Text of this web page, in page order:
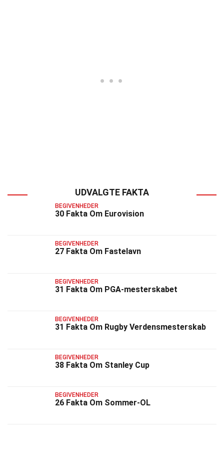
UDVALGTE FAKTA
BEGIVENHEDER
30 Fakta Om Eurovision
BEGIVENHEDER
27 Fakta Om Fastelavn
BEGIVENHEDER
31 Fakta Om PGA-mesterskabet
BEGIVENHEDER
31 Fakta Om Rugby Verdensmesterskab
BEGIVENHEDER
38 Fakta Om Stanley Cup
BEGIVENHEDER
26 Fakta Om Sommer-OL